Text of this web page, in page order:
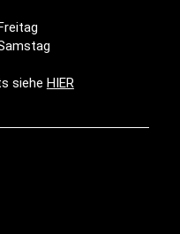
siehe HIER